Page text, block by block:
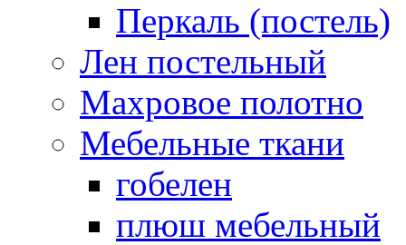
Перкаль (постель)
Лен постельный
Махровое полотно
Мебельные ткани
гобелен
плюш мебельный